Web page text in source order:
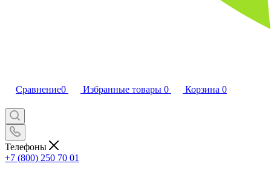
Сравнение0 Избранные товары 0 Корзина 0
Телефоны
+7 (800) 250 70 01